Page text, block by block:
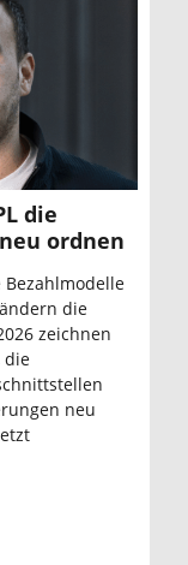
die
ordnen
die
zeichnen
die
neu